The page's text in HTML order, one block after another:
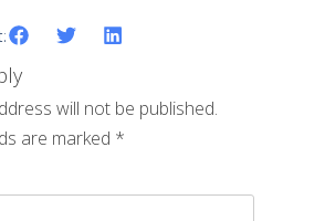
will not be published.
are marked *